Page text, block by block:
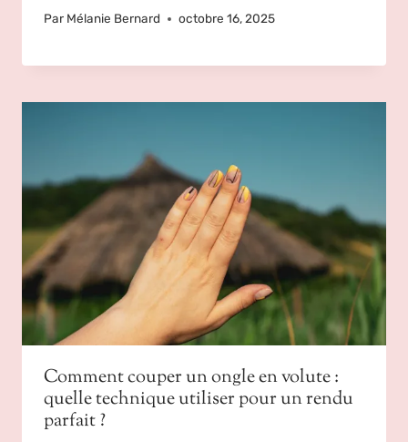
Par Mélanie Bernard octobre 16, 2025
Comment couper un ongle en volute :
quelle technique utiliser pour un rendu
parfait ?